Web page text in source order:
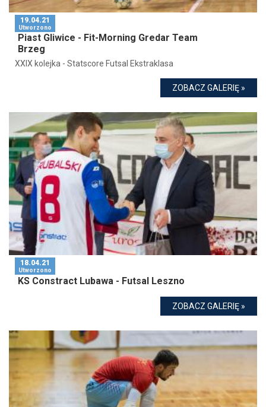
19.04.21
Utworzono
Piast Gliwice - Fit-Morning Gredar Team
Brzeg
XXIX kolejka - Statscore Futsal Ekstraklasa
ZOBACZ GALERIĘ »
18.04.21
Utworzono
KS Constract Lubawa - Futsal Leszno
ZOBACZ GALERIĘ »